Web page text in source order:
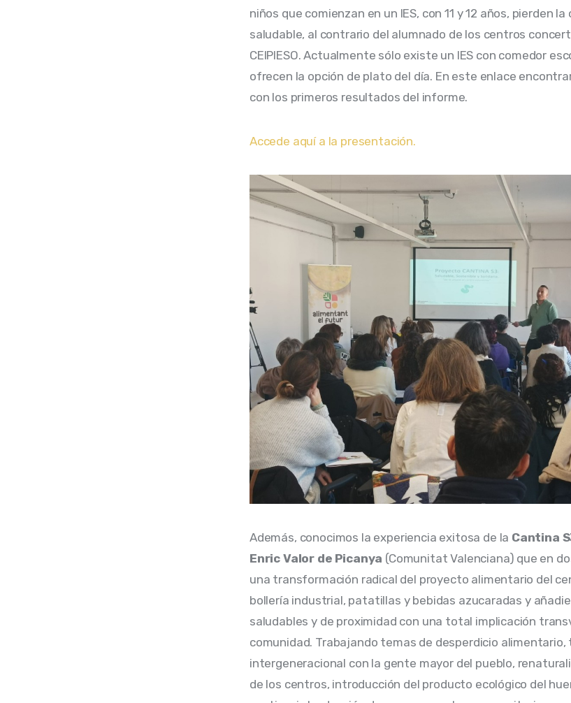
niños que comienzan en un IES, con 11 y 12 años, pierden
saludable, al contrario del alumnado de los centros
CEIPIESO. Actualmente sólo existe un IES con comedor
ofrecen la opción de plato del día. En este enlace
con los primeros resultados del informe.
Accede aquí a la presentación.
Además, conocimos la experiencia exitosa de la Cantina
Enric Valor de Picanya (Comunitat Valenciana) que en
una transformación radical del proyecto alimentario del
bollería industrial, patatillas y bebidas azucaradas y
saludables y de proximidad con una total implicación
comunidad. Trabajando temas de desperdicio
intergeneracional con la gente mayor del pueblo,
de los centros, introducción del producto ecológico del